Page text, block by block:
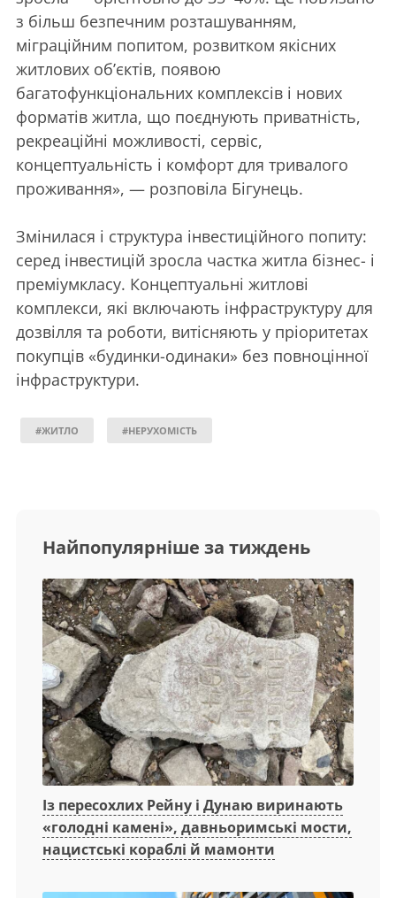
з більш безпечним розташуванням,
міграційним попитом, розвитком якісних
житлових об’єктів, появою
багатофункціональних комплексів і нових
форматів житла, що поєднують приватність,
рекреаційні можливості, сервіс,
концептуальність і комфорт для тривалого
проживання», — розповіла Бігунець.
Змінилася і структура інвестиційного попиту:
серед інвестицій зросла частка житла бізнес- і
преміумкласу. Концептуальні житлові
комплекси, які включають інфраструктуру для
дозвілля та роботи, витісняють у пріоритетах
покупців «будинки-одинаки» без повноцінної
інфраструктури.
#ЖИТЛО #НЕРУХОМІСТЬ
Найпопулярніше за тиждень
Із пересохлих Рейну і Дунаю виринають
«голодні камені», давньоримські мости,
нацистські кораблі й мамонти